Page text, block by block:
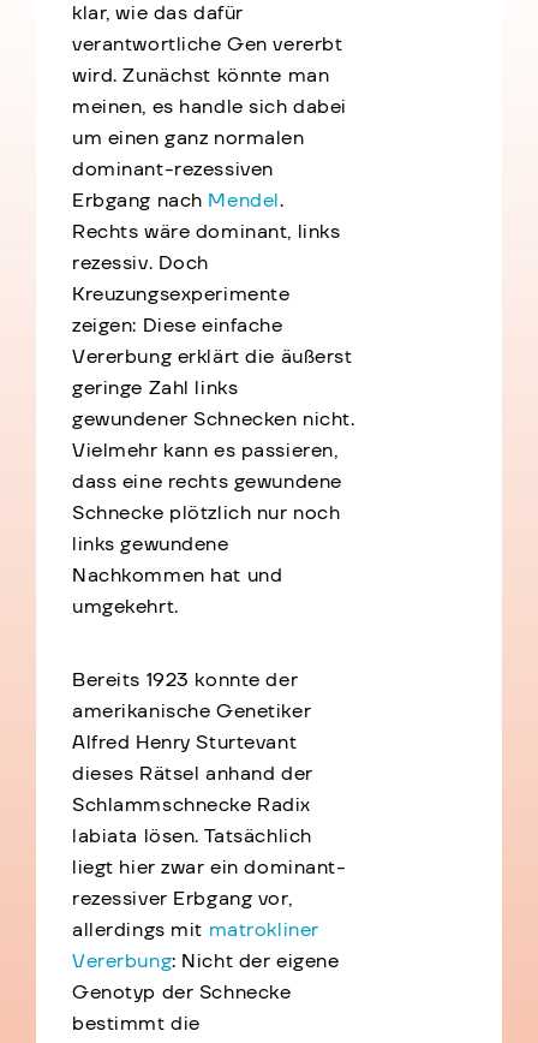
klar, wie das dafür
verantwortliche Gen vererbt
wird. Zunächst könnte man
meinen, es handle sich dabei
um einen ganz normalen
dominant-rezessiven
Erbgang nach Mendel .
Rechts wäre dominant, links
rezessiv. Doch
Kreuzungsexperimente
zeigen: Diese einfache
Vererbung erklärt die äußerst
geringe Zahl links
gewundener Schnecken nicht.
Vielmehr kann es passieren,
dass eine rechts gewundene
Schnecke plötzlich nur noch
links gewundene
Nachkommen hat und
umgekehrt.
Bereits 1923 konnte der
amerikanische Genetiker
Alfred Henry Sturtevant
dieses Rätsel anhand der
Schlammschnecke Radix
labiata lösen. Tatsächlich
liegt hier zwar ein dominant-
rezessiver Erbgang vor,
allerdings mit matrokliner
Vererbung: Nicht der eigene
Genotyp der Schnecke
bestimmt die